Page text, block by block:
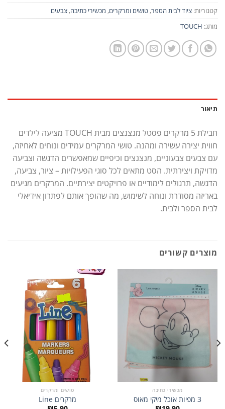
קטגוריות: ציוד לבית הספר, טושים ומרקרים, מכשירי כתיבה, צבעים
מותג: TOUCH
תיאור
חבילת 5 מרקרים פסטל מנצנצים מבית TOUCH מציעה לילדים
חווית יצירה עשירה ומהנה. טושי המרקרים עמידים ונוחים לאחיזה,
עם צבעים צבעוניים, מנצנצים וכיפיים שמאפשרים הדגשה וצביעה
מדויקת ויצירתית. הסט מתאים לכל סוגי הפעילויות – ציור, צביעה,
הדגשה, תרגולים לימודיים או פרויקטים יצירתיים. המרקרים מגיעים
באריזה מסודרת ונוחה לשימוש, מה שהופך אותם לפתרון אידיאלי
לבית הספר ולבית.
מוצרים קשורים
מכשירי כתיבה
3 מפיות אוכל מיקי מאוס
טושים ומרקרים
מרקרים Line